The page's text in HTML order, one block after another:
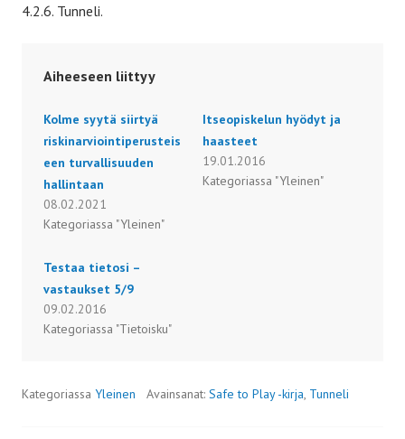
4.2.6. Tunneli.
Aiheeseen liittyy
Kolme syytä siirtyä
riskinarviointiperusteis
een turvallisuuden
hallintaan
08.02.2021
Kategoriassa "Yleinen"
Itseopiskelun hyödyt ja
haasteet
19.01.2016
Kategoriassa "Yleinen"
Testaa tietosi –
vastaukset 5/9
09.02.2016
Kategoriassa "Tietoisku"
Kategoriassa Yleinen Avainsanat: Safe to Play -kirja, Tunneli